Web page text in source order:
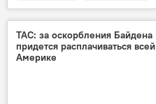
Дмитрий Песков
TAC: за оскорбления Байдена
придется расплачиваться всей
Америке